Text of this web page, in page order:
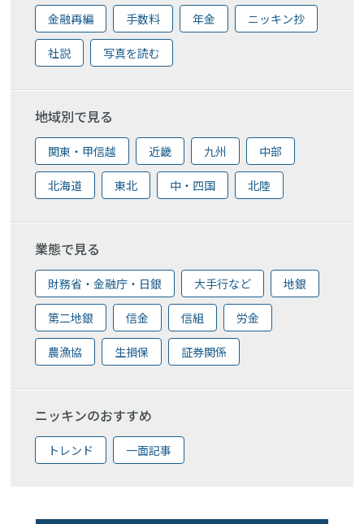
金融再編 手数料 年金 ニッキン抄
社説 写真を読む
地域別で見る
関東・甲信越 近畿 九州 中部
北海道 東北 中・四国 北陸
業態で見る
財務省・金融庁・日銀 大手行など 地銀
第二地銀 信金 信組 労金
農漁協 生損保 証券関係
ニッキンのおすすめ
トレンド 一面記事